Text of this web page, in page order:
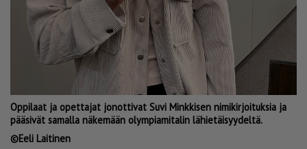
Oppilaat ja opettajat jonottivat Suvi Minkkisen nimikirjoituksia ja
pääsivät samalla näkemään olympiamitalin lähietäisyydeltä.
Eeli Laitinen